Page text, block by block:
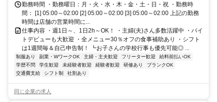
[都営都電荒川線] 栄町 [都営都電荒川線]
勤務時間 ・勤務曜日：月・火・水・木・金・土・日・祝 ・勤務時
間： [1] 05:00～02:00 [2] 05:00～02:00 [3] 05:00～02:00 上記の勤務
時間は店舗の営業時間に...
仕事内容 ・週1日～、1日2h～OK！ ・主婦(夫)さん多数活躍中 ・バイ
トデビューも大歓迎 ・全メニュー30％オフの食事補助あり ・シフト
は1週間毎＆自己申告制！ ┗お子さんの学校行事も優先可能◎ ...
制服あり 副業・WワークOK 主婦・主夫歓迎 フリーター歓迎
給料前払いOK
学歴不問
学生歓迎 未経験者歓迎 経験者歓迎 研修あり
ブランクOK
交通費支給
シフト制 社割あり
同じ企業の求人